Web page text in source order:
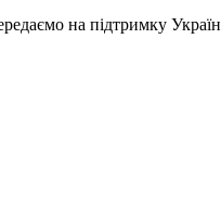
на підтримку